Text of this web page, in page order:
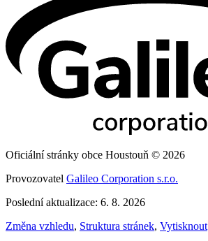
Oficiální stránky obce Houstouň © 2026
Provozovatel Galileo Corporation s.r.o.
Poslední aktualizace: 6. 8. 2026
Změna vzhledu, Struktura stránek, Vytisknout